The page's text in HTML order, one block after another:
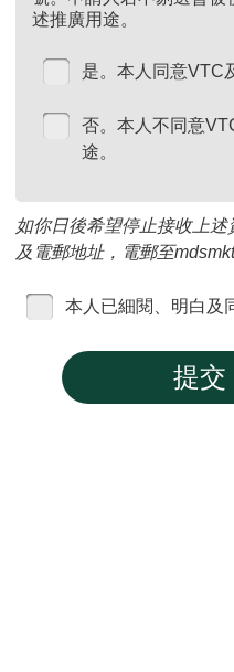
述推廣用途。
是。本人同意VTC
否。本人不同意
途。
如你日後希望停止接收上
及電郵地址，電郵至
本人已細閱、明白及
提交